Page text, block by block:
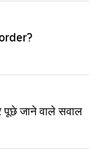
पूछे जाने वाले सवाल